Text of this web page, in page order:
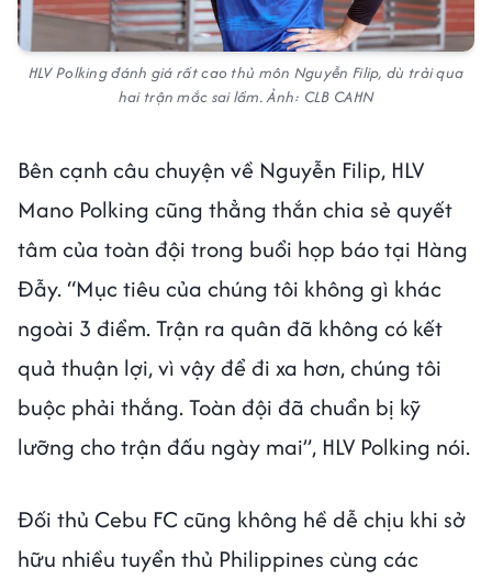
HLV Polking đánh giá rất cao thủ môn Nguyễn Filip, dù trải qua
hai trận mắc sai lầm. Ảnh: CLB CAHN
Bên cạnh câu chuyện về Nguyễn Filip, HLV
Mano Polking cũng thẳng thắn chia sẻ quyết
tâm của toàn đội trong buổi họp báo tại Hàng
Đẫy. “Mục tiêu của chúng tôi không gì khác
ngoài 3 điểm. Trận ra quân đã không có kết
quả thuận lợi, vì vậy để đi xa hơn, chúng tôi
buộc phải thắng. Toàn đội đã chuẩn bị kỹ
lưỡng cho trận đấu ngày mai”, HLV Polking nói.
Đối thủ Cebu FC cũng không hề dễ chịu khi sở
hữu nhiều tuyển thủ Philippines cùng các